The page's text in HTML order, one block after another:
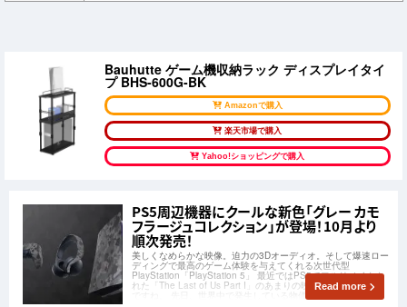
Bauhutte ゲーム機収納ラック ディスプレイタイ
プ BHS-600G-BK
Amazonで購入
楽天市場で購入
Yahoo!ショッピングで購入
PS5周辺機器にクールな新色「グレー カモ
フラージュコレクション」が登場！10月より
順次発売！
美しくなめらかな映像。迫力の3Dオーディオ。そして爆速ロー
ディングで最高のゲーム体験を与えてくれる次世代型
PlayStation「PlayStation 5」 最近ではPS5でフルリメイクさ
れた「The Last of Us Part I」のあまりの映像の美しさも話題
ですね。 先日、世界中で発生している物価の上昇や
Read more